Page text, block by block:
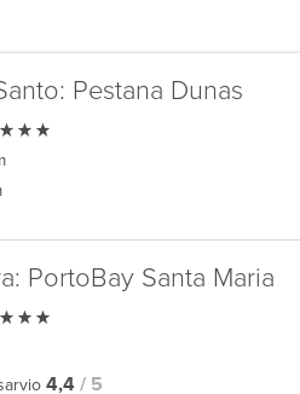
Pestana Dunas
PortoBay Santa Maria
4,4 / 5